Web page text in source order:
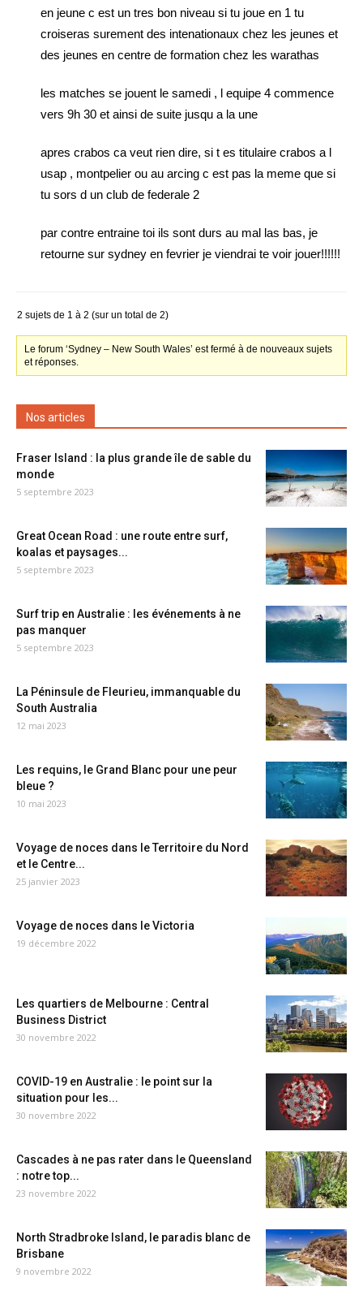
en jeune c est un tres bon niveau si tu joue en 1 tu
croiseras surement des intenationaux chez les jeunes et
des jeunes en centre de formation chez les warathas
les matches se jouent le samedi , l equipe 4 commence
vers 9h 30 et ainsi de suite jusqu a la une
apres crabos ca veut rien dire, si t es titulaire crabos a l
usap , montpelier ou au arcing c est pas la meme que si
tu sors d un club de federale 2
par contre entraine toi ils sont durs au mal las bas, je
retourne sur sydney en fevrier je viendrai te voir jouer!!!!!!
2 sujets de 1 à 2 (sur un total de 2)
Le forum ‘Sydney – New South Wales’ est fermé à de nouveaux sujets
et réponses.
Nos articles
Fraser Island : la plus grande île de sable du
monde
5 septembre 2023
Great Ocean Road : une route entre surf,
koalas et paysages...
5 septembre 2023
Surf trip en Australie : les événements à ne
pas manquer
5 septembre 2023
La Péninsule de Fleurieu, immanquable du
South Australia
12 mai 2023
Les requins, le Grand Blanc pour une peur
bleue ?
10 mai 2023
Voyage de noces dans le Territoire du Nord
et le Centre...
25 janvier 2023
Voyage de noces dans le Victoria
19 décembre 2022
Les quartiers de Melbourne : Central
Business District
30 novembre 2022
COVID-19 en Australie : le point sur la
situation pour les...
30 novembre 2022
Cascades à ne pas rater dans le Queensland
: notre top...
23 novembre 2022
North Stradbroke Island, le paradis blanc de
Brisbane
9 novembre 2022